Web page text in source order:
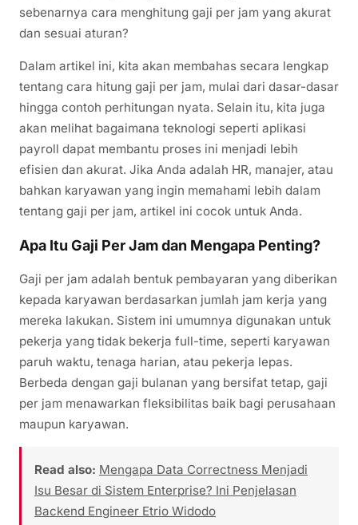
sebenarnya cara menghitung gaji per jam yang akurat
dan sesuai aturan?
Dalam artikel ini, kita akan membahas secara lengkap
tentang cara hitung gaji per jam, mulai dari dasar-dasar
hingga contoh perhitungan nyata. Selain itu, kita juga
akan melihat bagaimana teknologi seperti aplikasi
payroll dapat membantu proses ini menjadi lebih
efisien dan akurat. Jika Anda adalah HR, manajer, atau
bahkan karyawan yang ingin memahami lebih dalam
tentang gaji per jam, artikel ini cocok untuk Anda.
Apa Itu Gaji Per Jam dan Mengapa Penting?
Gaji per jam adalah bentuk pembayaran yang diberikan
kepada karyawan berdasarkan jumlah jam kerja yang
mereka lakukan. Sistem ini umumnya digunakan untuk
pekerja yang tidak bekerja full-time, seperti karyawan
paruh waktu, tenaga harian, atau pekerja lepas.
Berbeda dengan gaji bulanan yang bersifat tetap, gaji
per jam menawarkan fleksibilitas baik bagi perusahaan
maupun karyawan.
Read also: Mengapa Data Correctness Menjadi
Isu Besar di Sistem Enterprise? Ini Penjelasan
Backend Engineer Etrio Widodo